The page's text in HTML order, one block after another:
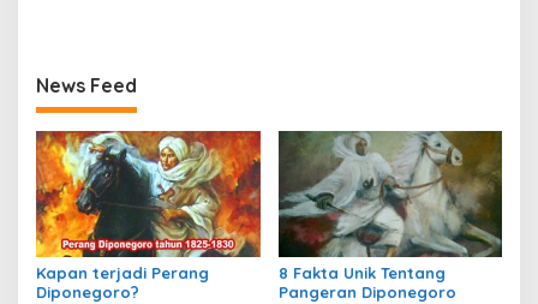
News Feed
Kapan terjadi Perang
Diponegoro?
8 Fakta Unik Tentang
Pangeran Diponegoro